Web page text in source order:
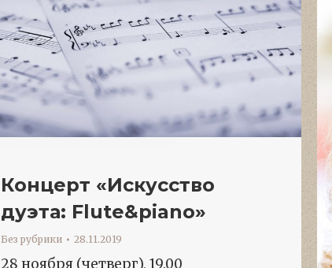
Концерт «Искусство
дуэта: Flute&piano»
Без рубрики 28.11.2019
28 ноября (четверг), 19.00